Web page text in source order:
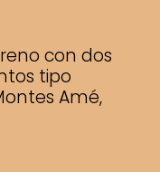
con dos
tipo
Amé,